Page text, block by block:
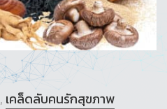
, เคล็ดลับคนรักสุขภาพ